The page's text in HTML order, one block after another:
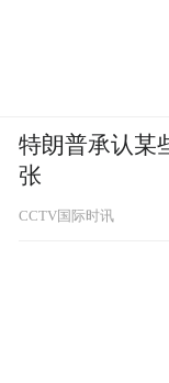
特朗普承认某
张
CCTV国际时讯